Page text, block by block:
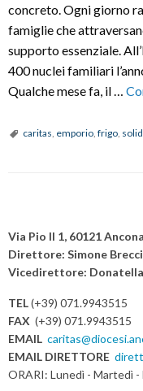
concreto. Ogni giorno
famiglie che
supporto essenziale.
400 nuclei familiari
Qualche mese fa, il …
caritas emporio frigo
o
s
t
N
a
v
i
g
Via Pio II 1, 60121 Ancona
Direttore: Simone
Vicedirettore:
TEL(+39) 071.9943515
FAX (+39) 071.9943515
EMAIL
EMAIL DIRETTORE
ORARI: Lunedì - Martedì